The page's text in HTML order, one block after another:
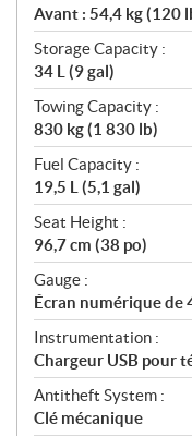
Avant : 54,4 kg (120
Storage Capacity :
34 L (9 gal)
Towing Capacity :
830 kg (1 830 lb)
Fuel Capacity :
19,5 L (5,1 gal)
Seat Height :
96,7 cm (38 po)
Gauge :
Écran numérique de
Instrumentation :
Chargeur USB pour
Antitheft System :
Clé mécanique